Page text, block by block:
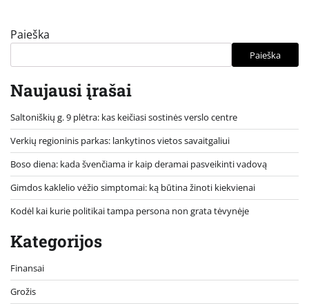
Paieška
Paieška
Naujausi įrašai
Saltoniškių g. 9 plėtra: kas keičiasi sostinės verslo centre
Verkių regioninis parkas: lankytinos vietos savaitgaliui
Boso diena: kada švenčiama ir kaip deramai pasveikinti vadovą
Gimdos kaklelio vėžio simptomai: ką būtina žinoti kiekvienai
Kodėl kai kurie politikai tampa persona non grata tėvynėje
Kategorijos
Finansai
Grožis